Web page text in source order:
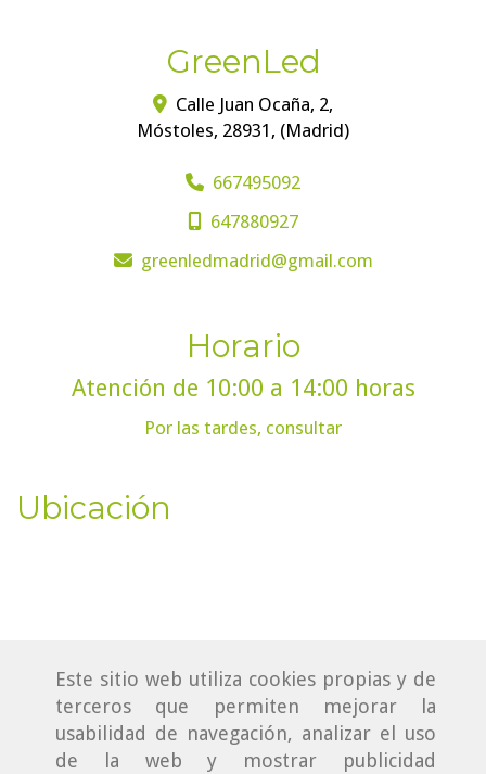
Este sitio web utiliza cookies propias y de
terceros que permiten mejorar la
usabilidad de navegación, analizar el uso
de la web y mostrar publicidad
GreenLed
Calle Juan Ocaña, 2,
Móstoles, 28931 , (Madrid)
667495092
647880927
greenledmadrid
gmail.com
Horario
Atención de 10:00 a 14:00 horas
Por las tardes, consultar
Ubicación